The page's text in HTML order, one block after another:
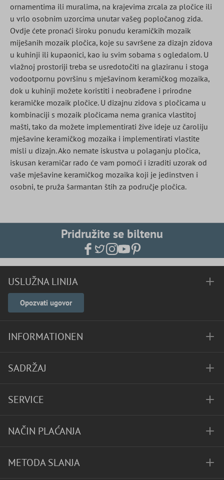
ornamentima ili muralima, na krajevima zrcala za pločice ili
u vrlo osobnim uzorcima unutar vašeg popločanog zida.
Ovdje ćete pronaći široku ponudu keramičkih mozaik
miješanih mozaik pločica, koje su savršene za dizajn zidova
u kuhinji ili kupaonici, kao iu svim sobama s ogledalom. U
vlažnoj prostoriji treba se usredotočiti na glaziranu i stoga
vodootpornu površinu s mješavinom keramičkog mozaika,
dok u kuhinji možete koristiti i neobrađene i prirodne
keramičke mozaik pločice. U dizajnu zidova s ​​pločicama u
kombinaciji s mozaik pločicama nema granica vlastitoj
mašti, tako da možete implementirati žive ideje uz čaroliju
mješavine keramičkog mozaika i implementirati vlastite
misli u dizajn. Ako nemate iskustva u polaganju pločica,
iskusan keramičar rado će vam pomoći i izraditi uzorak od
vaše mješavine keramičkog mozaika koji je jedinstven i
osobni, te pruža šarmantan štih za područje pločica.
Pridružite se biltenu
USLUŽNA LINIJA
Opozvati ugovor
INFORMATIONEN
SADRŽAJ
SERVICE
NAČIN PLAĆANJA
METODA SLANJA